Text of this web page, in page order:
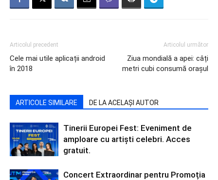
Articolul precedent
Cele mai utile aplicații android
în 2018
Articolul următor
Ziua mondială a apei: câți
metri cubi consumă orașul
ARTICOLE SIMILARE DE LA ACELAȘI AUTOR
Tinerii Europei Fest: Eveniment de
amploare cu artiști celebri. Acces
gratuit.
Concert Extraordinar pentru Promoția